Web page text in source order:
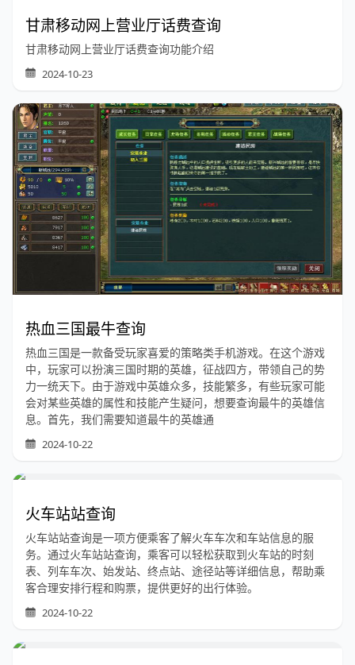
甘肃移动网上营业厅话费查询
甘肃移动网上营业厅话费查询功能介绍
2024-10-23
热血三国最牛查询
热血三国是一款备受玩家喜爱的策略类手机游戏。在这个游戏
中，玩家可以扮演三国时期的英雄，征战四方，带领自己的势
力一统天下。由于游戏中英雄众多，技能繁多，有些玩家可能
会对某些英雄的属性和技能产生疑问，想要查询最牛的英雄信
息。首先，我们需要知道最牛的英雄通
2024-10-22
火车站站查询
火车站站查询是一项方便乘客了解火车车次和车站信息的服
务。通过火车站站查询，乘客可以轻松获取到火车站的时刻
表、列车车次、始发站、终点站、途径站等详细信息，帮助乘
客合理安排行程和购票，提供更好的出行体验。
2024-10-22